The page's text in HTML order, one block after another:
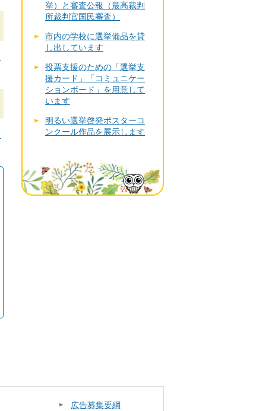
挙）と審査公報（最高裁判
所裁判官国民審査）
市内の学校に選挙備品を貸
し出しています
投票支援のための「選挙支
援カード」「コミュニケー
ションボード」を用意して
います
明るい選挙啓発ポスターコ
ンクール作品を展示します
広告募集要綱